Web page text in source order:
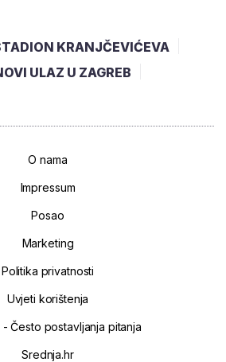
KRANJČEVIĆEVA
ULAZ U ZAGREB
O nama
Impressum
Posao
Marketing
Politika privatnosti
Uvjeti korištenja
Često postavljanja pitanja
Srednja.hr